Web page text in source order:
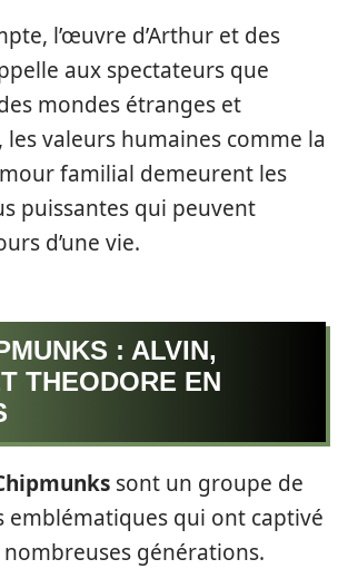
l’œuvre d’Arthur et des
aux spectateurs que
mondes étranges et
valeurs humaines comme la
familial demeurent les
puissantes qui peuvent
d’une vie.
: ALVIN,
THEODORE EN
sont un groupe de
emblématiques qui ont captivé
générations.